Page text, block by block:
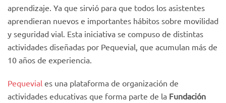
aprendizaje. Ya que sirvió para que todos los asistentes
aprendieran nuevos e importantes hábitos sobre movilidad
y seguridad vial. Esta iniciativa se compuso de distintas
actividades diseñadas por Pequevial, que acumulan más de
10 años de experiencia.
Pequevial es una plataforma de organización de
actividades educativas que forma parte de la Fundación